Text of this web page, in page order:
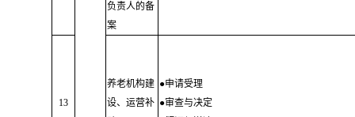
负责人的备
案
13
养老机构建
设、运营补
●申请受理
●审查与决定